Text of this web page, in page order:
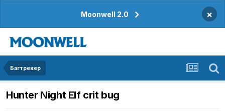
Moonwell 2.0 ×
Багтрекер
Hunter Night Elf crit bug